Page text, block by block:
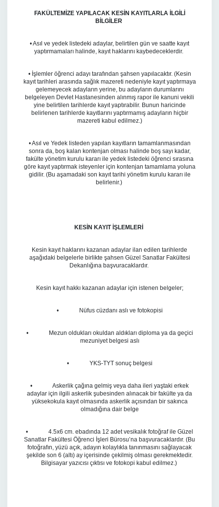
FAKÜLTEMİZE YAPILACAK KESİN KAYITLARLA İLGİLİ
BİLGİLER
• Asıl ve yedek listedeki adaylar, belirtilen gün ve saatte kayıt
yaptırmamaları halinde, kayıt haklarını kaybedeceklerdir.
• İşlemler öğrenci adayı tarafından şahsen yapılacaktır. (Kesin
kayıt tarihleri arasında sağlık mazereti nedeniyle kayıt yaptırmaya
gelemeyecek adayların yerine, bu adayların durumlarını
belgeleyen Devlet Hastanesinden alınmış rapor ile kanuni vekili
yine belirtilen tarihlerde kayıt yaptırabilir. Bunun haricinde
belirlenen tarihlerde kayıtlarını yaptırmamış adayların hiçbir
mazereti kabul edilmez.)
• Asıl ve Yedek listeden yapılan kayıtların tamamlanmasından
sonra da, boş kalan kontenjan olması halinde boş sayı kadar,
fakülte yönetim kurulu kararı ile yedek listedeki öğrenci sırasına
göre kayıt yaptırmak isteyenler için kontenjan tamamlama yoluna
gidilir. (Bu aşamadaki son kayıt tarihi yönetim kurulu kararı ile
belirlenir.)
KESİN KAYIT İŞLEMLERİ
Kesin kayıt haklarını kazanan adaylar ilan edilen tarihlerde
aşağıdaki belgelerle birlikte şahsen Güzel Sanatlar Fakültesi
Dekanlığına başvuracaklardır.
Kesin kayıt hakkı kazanan adaylar için istenen belgeler;
• Nüfus cüzdanı aslı ve fotokopisi
• Mezun oldukları okuldan aldıkları diploma ya da geçici
mezuniyet belgesi aslı
• YKS-TYT sonuç belgesi
• Askerlik çağına gelmiş veya daha ileri yaştaki erkek
adaylar için ilgili askerlik şubesinden alınacak bir fakülte ya da
yüksekokula kayıt olmasında askerlik açısından bir sakınca
olmadığına dair belge
• 4.5x6 cm. ebadında 12 adet vesikalık fotoğraf ile Güzel
Sanatlar Fakültesi Öğrenci İşleri Bürosu’na başvuracaklardır. (Bu
fotoğrafın, yüzü açık, adayın kolaylıkla tanınmasını sağlayacak
şekilde son 6 (altı) ay içerisinde çekilmiş olması gerekmektedir.
Bilgisayar yazıcısı çıktısı ve fotokopi kabul edilmez.)